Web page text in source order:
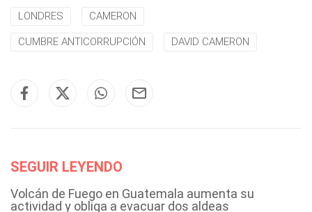
LONDRES CAMERON
CUMBRE ANTICORRUPCIÓN DAVID CAMERON
SEGUIR LEYENDO
Volcán de Fuego en Guatemala aumenta su
actividad y obliga a evacuar dos aldeas